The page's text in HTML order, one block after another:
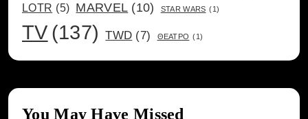
LOTR (5) MARVEL (10) STAR WARS (1)
TV (137) TWD (7) ΘΕΑΤΡΟ (1)
You May Have Missed